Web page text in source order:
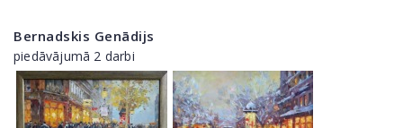
Bernadskis Genādijs
piedāvājumā 2 darbi